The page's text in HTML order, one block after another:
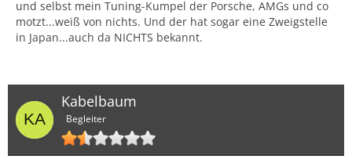
und selbst mein Tuning-Kumpel der Porsche, AMGs und co
motzt...weiß von nichts. Und der hat sogar eine Zweigstelle
in Japan...auch da NICHTS bekannt.
Kabelbaum
Begleiter